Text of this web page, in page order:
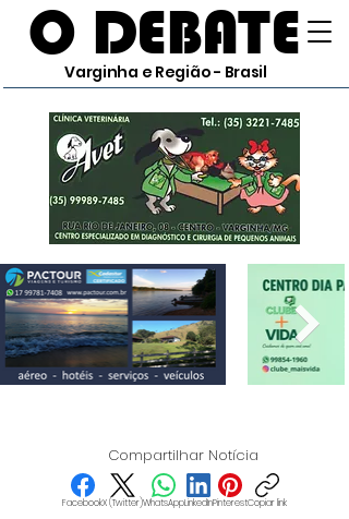
O DEBATE
Varginha e Região - Brasil
Compartilhar Notícia
FacebookX (Twitter)WhatsAppLinkedInPinterestCopiar link